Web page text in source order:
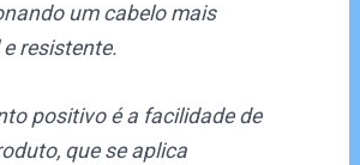
um cabelo mais
resistente.
positivo é a facilidade de
que se aplica